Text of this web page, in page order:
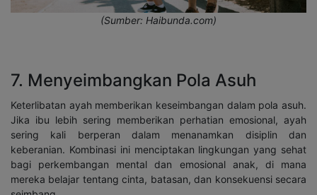
(Sumber: Haibunda.com)
7. Menyeimbangkan Pola Asuh
Keterlibatan ayah memberikan keseimbangan dalam pola asuh.
Jika ibu lebih sering memberikan perhatian emosional, ayah
sering kali berperan dalam menanamkan disiplin dan
keberanian. Kombinasi ini menciptakan lingkungan yang sehat
bagi perkembangan mental dan emosional anak, di mana
mereka belajar tentang cinta, batasan, dan konsekuensi secara